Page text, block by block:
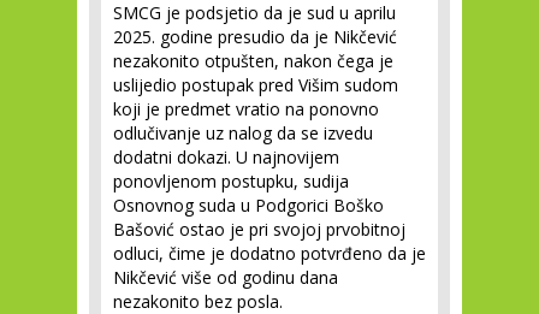
SMCG je podsjetio da je sud u aprilu
2025. godine presudio da je Nikčević
nezakonito otpušten, nakon čega je
uslijedio postupak pred Višim sudom
koji je predmet vratio na ponovno
odlučivanje uz nalog da se izvedu
dodatni dokazi. U najnovijem
ponovljenom postupku, sudija
Osnovnog suda u Podgorici Boško
Bašović ostao je pri svojoj prvobitnoj
odluci, čime je dodatno potvrđeno da je
Nikčević više od godinu dana
nezakonito bez posla.